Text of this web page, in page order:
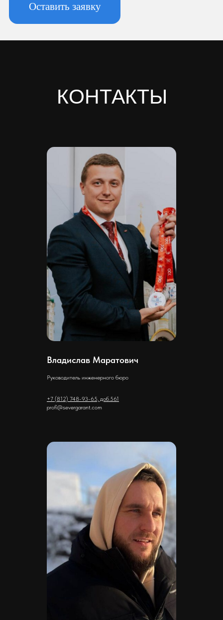
Владислав Маратович
Руководитель инженерного бюро
+7 (812) 748-93-65, доб.561
profi@severgarant.com
3, к. 2, литера А, помещ. 135-Н офис А-1,
комната 2
Реквизиты:
БИК 044525104
Банк ООО "Банк Точка"